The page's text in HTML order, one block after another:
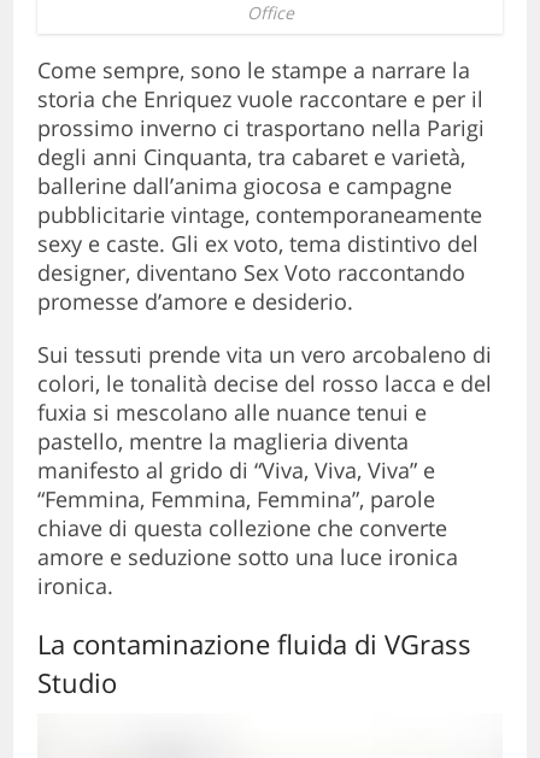
Office
Come sempre, sono le stampe a narrare la
storia che Enriquez vuole raccontare e per il
prossimo inverno ci trasportano nella Parigi
degli anni Cinquanta, tra cabaret e varietà,
ballerine dall’anima giocosa e campagne
pubblicitarie vintage, contemporaneamente
sexy e caste. Gli ex voto, tema distintivo del
designer, diventano Sex Voto raccontando
promesse d’amore e desiderio.
Sui tessuti prende vita un vero arcobaleno di
colori, le tonalità decise del rosso lacca e del
fuxia si mescolano alle nuance tenui e
pastello, mentre la maglieria diventa
manifesto al grido di “Viva, Viva, Viva” e
“Femmina, Femmina, Femmina”, parole
chiave di questa collezione che converte
amore e seduzione sotto una luce ironica
ironica.
La contaminazione fluida di VGrass
Studio